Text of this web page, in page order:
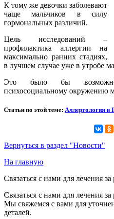
К тому же девочки заболевают
чаще мальчиков в силу
гормональных различий.
Цель исследований –
профилактика аллергии на
максимально ранних стадиях,
в лучшем случае уже в утробе
Это было бы
психосоциальному окружению
Статьи по этой теме: Аллергология в
Вернуться в раздел "Новости"
На главную
Связаться с нами для лечения
Связаться с нами для лечения
Мы свяжемся с вами для
деталей.